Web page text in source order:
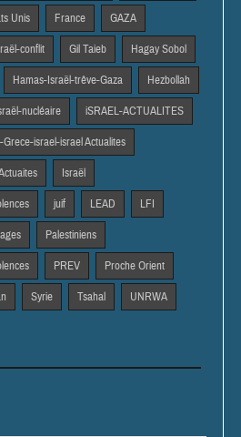
Unis France GAZA
conflit Gil Taieb Hagay Sobol
Hamas-Israël-trêve-Gaza Hezbollah
nucléaire iSRAEL-ACTUALITES
israel-israel Actualites
Israël
juif LEAD LFI
Palestiniens
PREV Proche Orient
Syrie Tsahal UNRWA